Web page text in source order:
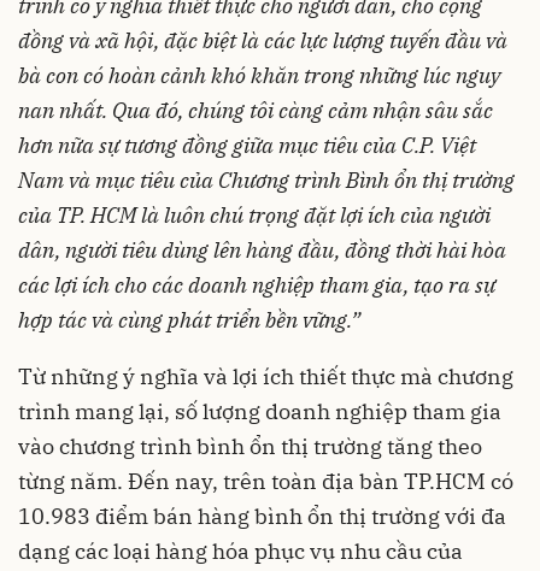
trình có ý nghĩa thiết thực cho người dân, cho cộng
đồng và xã hội, đặc biệt là các lực lượng tuyến đầu và
bà con có hoàn cảnh khó khăn trong những lúc nguy
nan nhất. Qua đó, chúng tôi càng cảm nhận sâu sắc
hơn nữa sự tương đồng giữa mục tiêu của C.P. Việt
Nam và mục tiêu của Chương trình Bình ổn thị trường
của TP. HCM là luôn chú trọng đặt lợi ích của người
dân, người tiêu dùng lên hàng đầu, đồng thời hài hòa
các lợi ích cho các doanh nghiệp tham gia, tạo ra sự
hợp tác và cùng phát triển bền vững.”
Từ những ý nghĩa và lợi ích thiết thực mà chương
trình mang lại, số lượng doanh nghiệp tham gia
vào chương trình bình ổn thị trường tăng theo
từng năm. Đến nay, trên toàn địa bàn TP.HCM có
10.983 điểm bán hàng bình ổn thị trường với đa
dạng các loại hàng hóa phục vụ nhu cầu của